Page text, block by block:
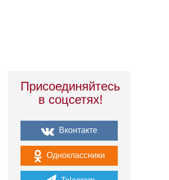
Присоединяйтесь
в соцсетях!
Вконтакте
Одноклассники